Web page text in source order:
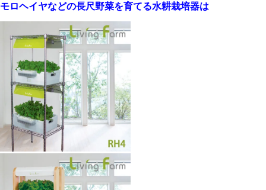
モロヘイヤなどの長尺野菜を育てる水耕栽培器は